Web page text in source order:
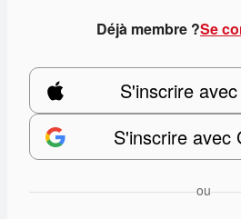
Déjà membre ?Se
S'inscrire
S'inscrire avec
ou